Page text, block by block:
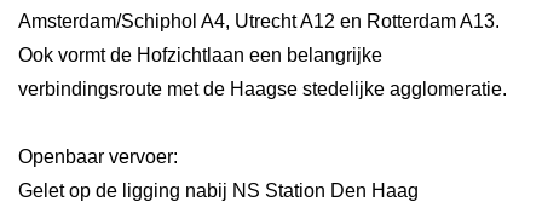
Amsterdam/Schiphol A4, Utrecht A12 en Rotterdam A13.
Ook vormt de Hofzichtlaan een belangrijke
verbindingsroute met de Haagse stedelijke agglomeratie.
Openbaar vervoer:
Gelet op de ligging nabij NS Station Den Haag